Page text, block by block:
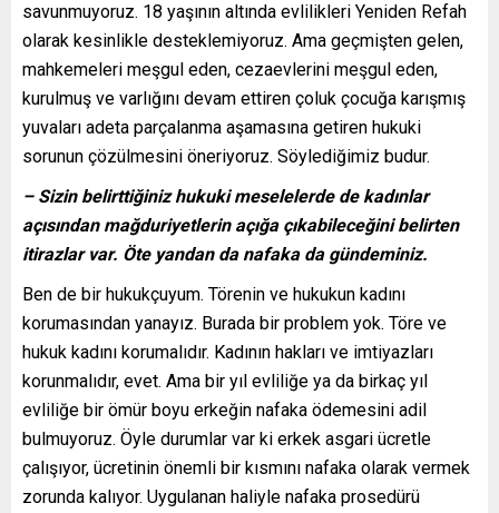
savunmuyoruz. 18 yaşının altında evlilikleri Yeniden Refah
olarak kesinlikle desteklemiyoruz. Ama geçmişten gelen,
mahkemeleri meşgul eden, cezaevlerini meşgul eden,
kurulmuş ve varlığını devam ettiren çoluk çocuğa karışmış
yuvaları adeta parçalanma aşamasına getiren hukuki
sorunun çözülmesini öneriyoruz. Söylediğimiz budur.
– Sizin belirttiğiniz hukuki meselelerde de kadınlar
açısından mağduriyetlerin açığa çıkabileceğini belirten
itirazlar var. Öte yandan da nafaka da gündeminiz.
Ben de bir hukukçuyum. Törenin ve hukukun kadını
korumasından yanayız. Burada bir problem yok. Töre ve
hukuk kadını korumalıdır. Kadının hakları ve imtiyazları
korunmalıdır, evet. Ama bir yıl evliliğe ya da birkaç yıl
evliliğe bir ömür boyu erkeğin nafaka ödemesini adil
bulmuyoruz. Öyle durumlar var ki erkek asgari ücretle
çalışıyor, ücretinin önemli bir kısmını nafaka olarak vermek
zorunda kalıyor. Uygulanan haliyle nafaka prosedürü